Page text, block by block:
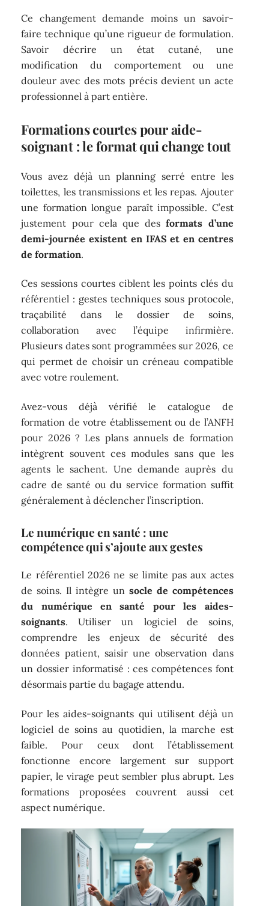
Ce changement demande moins un savoir-
faire technique qu’une rigueur de formulation.
Savoir décrire un état cutané, une
modification du comportement ou une
douleur avec des mots précis devient un acte
professionnel à part entière.
Formations courtes pour aide-
soignant : le format qui change tout
Vous avez déjà un planning serré entre les
toilettes, les transmissions et les repas. Ajouter
une formation longue paraît impossible. C’est
justement pour cela que desformats d’une
demi-journée existent en IFAS et en centres
de formation.
Ces sessions courtes ciblent les points clés du
référentiel : gestes techniques sous protocole,
traçabilité dans le dossier de soins,
collaboration avec l’équipe infirmière.
Plusieurs dates sont programmées sur 2026, ce
qui permet de choisir un créneau compatible
avec votre roulement.
Avez-vous déjà vérifié le catalogue de
formation de votre établissement ou de l’ANFH
pour 2026 ? Les plans annuels de formation
intègrent souvent ces modules sans que les
agents le sachent. Une demande auprès du
cadre de santé ou du service formation suffit
généralement à déclencher l’inscription.
Le numérique en santé : une
compétence qui s’ajoute aux gestes
Le référentiel 2026 ne se limite pas aux actes
de soins. Il intègre un socle de compétences
du numérique en santé pour les aides-
soignants. Utiliser un logiciel de soins,
comprendre les enjeux de sécurité des
données patient, saisir une observation dans
un dossier informatisé : ces compétences font
désormais partie du bagage attendu.
Pour les aides-soignants qui utilisent déjà un
logiciel de soins au quotidien, la marche est
faible. Pour ceux dont l’établissement
fonctionne encore largement sur support
papier, le virage peut sembler plus abrupt. Les
formations proposées couvrent aussi cet
aspect numérique.